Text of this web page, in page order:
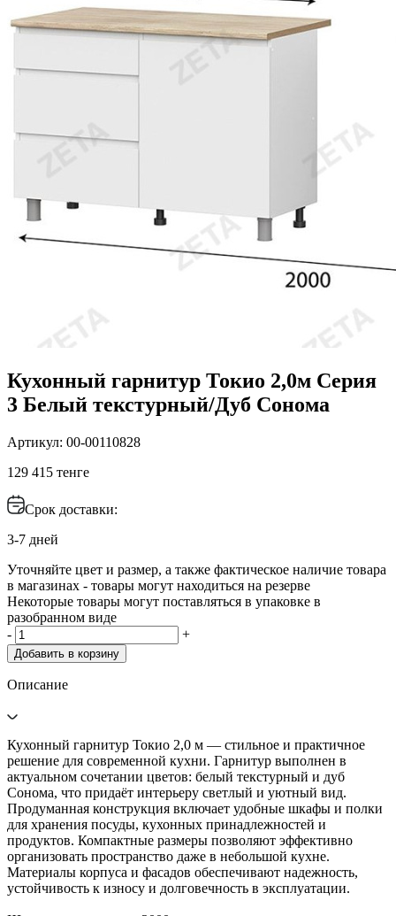
Кухонный гарнитур Токио 2,0м Серия
3 Белый текстурный/Дуб Сонома
Артикул: 00-00110828
129 415 тенге
Срок доставки:
3-7 дней
Уточняйте цвет и размер, а также фактическое наличие товара
в магазинах - товары могут находиться на резерве
Некоторые товары могут поставляться в упаковке в
разобранном виде
-
+
Добавить в корзину
Описание
Кухонный гарнитур Токио 2,0 м — стильное и практичное
решение для современной кухни. Гарнитур выполнен в
актуальном сочетании цветов: белый текстурный и дуб
Сонома, что придаёт интерьеру светлый и уютный вид.
Продуманная конструкция включает удобные шкафы и полки
для хранения посуды, кухонных принадлежностей и
продуктов. Компактные размеры позволяют эффективно
организовать пространство даже в небольшой кухне.
Материалы корпуса и фасадов обеспечивают надежность,
устойчивость к износу и долговечность в эксплуатации.